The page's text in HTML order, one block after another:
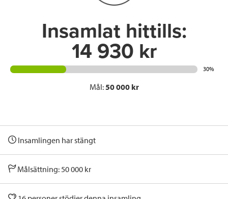
n
Insamlat hittills:
14 930 kr
30%
Mål:50 000 kr
Insamlingen har stängt
Målsättning: 50 000 kr